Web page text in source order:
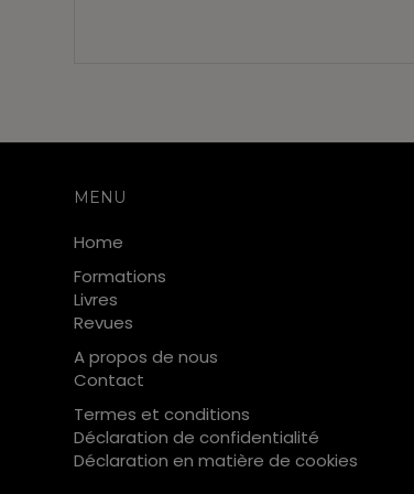
MENU
Home
Formations
Livres
Revues
A propos de nous
Contact
Termes et conditions
Déclaration de confidentialité
Déclaration en matière de cookies